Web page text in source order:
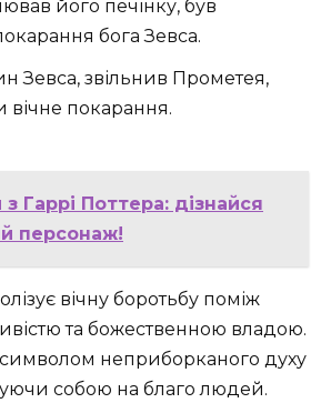
його печінку, був
бога Зевса.
Зевса, звільнив Прометея,
покарання.
Гаррі Поттера: дізнайся
персонаж!
вічну боротьбу поміж
та божественною владою.
неприборканого духу
собою на благо людей.